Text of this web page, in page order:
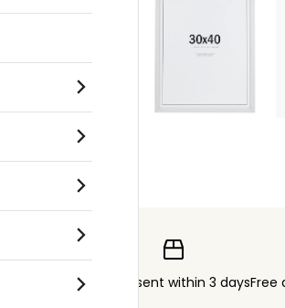
Vit träram
299 Kč
Order sent within 3 daysFree